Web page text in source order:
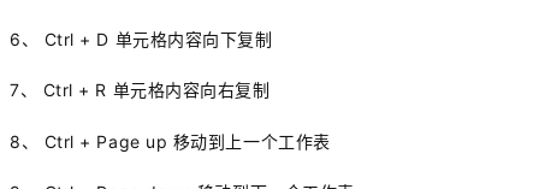
6、 Ctrl + D 单元格内容向下复制
7、 Ctrl + R 单元格内容向右复制
8、 Ctrl + Page up 移动到上一个工作表